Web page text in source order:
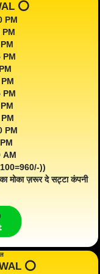
⭕️
PM
PM
PM
PM
PM
PM
AM
))
मोका ज़रूर दे सट्टा कंपनी
⭕️